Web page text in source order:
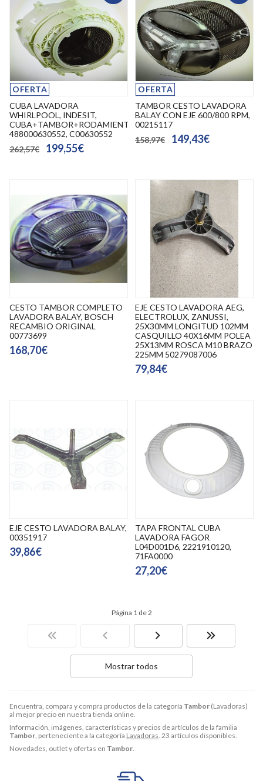
Encuentra, compara y compra productos de la categoría Tambor (Lavadoras)
al mejor precio en nuestra tienda online.
Información, imágenes, características y precios de artículos de la familia
Tambor, perteneciente a la categoría Lavadoras. 23 artículos disponibles.
Novedades, outlet y ofertas en Tambor.
OFERTA
CUBA LAVADORA
WHIRLPOOL, INDESIT,
CUBA+TAMBOR+RODAMIENTOS+RETEN,
488000630552, C00630552
262,57€
199,55€
OFERTA
TAMBOR CESTO LAVADORA
BALAY CON EJE 600/800 RPM,
00215117
158,97€
149,43€
CESTO TAMBOR COMPLETO
LAVADORA BALAY, BOSCH
RECAMBIO ORIGINAL
00773699
168,70€
EJE CESTO LAVADORA AEG,
ELECTROLUX, ZANUSSI,
25X30MM LONGITUD 102MM
CASQUILLO 40X16MM POLEA
25X13MM ROSCA M10 BRAZO
225MM 50279087006
79,84€
EJE CESTO LAVADORA BALAY,
00351917
39,86€
TAPA FRONTAL CUBA
LAVADORA FAGOR
L04D001D6, 2221910120,
71FA0000
27,20€
Página 1 de 2
Mostrar todos